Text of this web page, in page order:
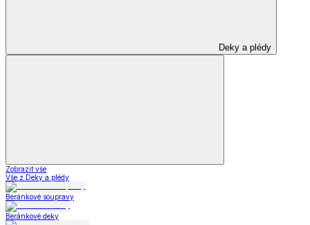
Deky a plédy
Zobrazit vše
Vše z Deky a plédy
Beránkové soupravy
Beránkové deky